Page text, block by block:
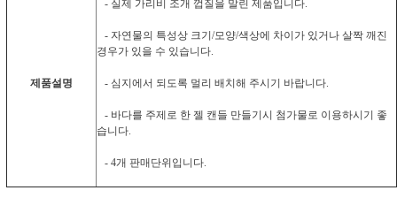
제품설명
- 실제 가리비 조개 껍질을 말린 제품입니다.
- 자연물의 특성상 크기/모양/색상에 차이가 있거나 살짝 깨진
경우가 있을 수 있습니다.
- 심지에서 되도록 멀리 배치해 주시기 바랍니다.
- 바다를 주제로 한 젤 캔들 만들기시 첨가물로 이용하시기 좋
습니다.
- 4개 판매단위입니다.